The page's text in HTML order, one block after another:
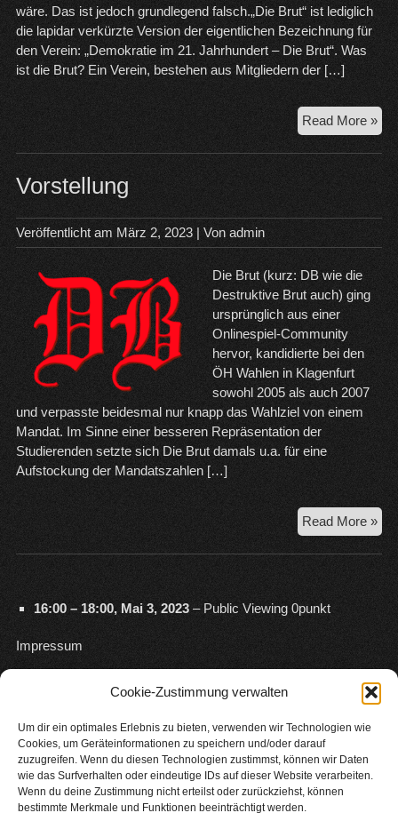
Cookie-Zustimmung verwalten
Um dir ein optimales Erlebnis zu bieten, verwenden wir Technologien wie
Cookies, um Geräteinformationen zu speichern und/oder darauf
zuzugreifen. Wenn du diesen Technologien zustimmst, können wir Daten
wie das Surfverhalten oder eindeutige IDs auf dieser Website verarbeiten.
Wenn du deine Zustimmung nicht erteilst oder zurückziehst, können
bestimmte Merkmale und Funktionen beeinträchtigt werden.
wäre. Das ist jedoch grundlegend falsch.„Die Brut“ ist lediglich
die lapidar verkürzte Version der eigentlichen Bezeichnung für
den Verein: „Demokratie im 21. Jahrhundert – Die Brut“. Was
ist die Brut? Ein Verein, bestehen aus Mitgliedern der […]
Read More »
Vorstellung
Veröffentlicht am März 2, 2023| Von admin
Die Brut (kurz: DB wie die
Destruktive Brut auch) ging
ursprünglich aus einer
Onlinespiel-Community
hervor, kandidierte bei den
ÖH Wahlen in Klagenfurt
sowohl 2005 als auch 2007
und verpasste beidesmal nur knapp das Wahlziel von einem
Mandat. Im Sinne einer besseren Repräsentation der
Studierenden setzte sich Die Brut damals u.a. für eine
Aufstockung der Mandatszahlen […]
Read More »
16:00 – 18:00, Mai 3, 2023– Public Viewing 0punkt
Impressum
Follow Us!
Email
S